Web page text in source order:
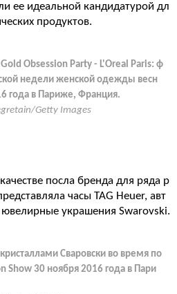
ее идеальной кандидатурой дл
продуктов.
Obsession Party - L'Oreal Paris: ф
недели женской одежды весн
года в Париже, Франция.
Getty Images
посла бренда для ряда р
часы TAG Heuer, авт
украшения Swarovski.
Сваровски во время по
Show 30 ноября 2016 года в Пари